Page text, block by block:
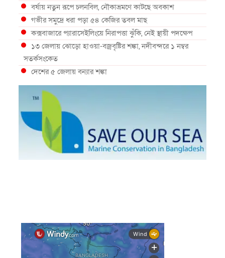
বর্ষায় নতুন রূপে চলনবিল, নৌকাভ্রমণে কাটছে অবকাশ
গভীর সমুদ্রে ধরা পড়া ৫৪ কেজির তবল মাছ
কক্সবাজারে প্যারাসেইলিংয়ে নিরাপত্তা ঝুঁকি, নেই স্থায়ী পদক্ষেপ
১৩ জেলায় ঝোড়ো হাওয়া-বজ্রবৃষ্টির শঙ্কা, নদীবন্দরে ১ নম্বর
সতর্কসংকেত
দেশের ৫ জেলায় বন্যার শঙ্কা
দেশের বিভিন্ন অঞ্চলে বজ্রবৃষ্টির আভাস, ঢাকার আকাশও মেঘলা
আগস্টে টানা বৃষ্টি ও বন্যার আভাস, সাগরে একাধিক লঘুচাপের
শঙ্কা
স্বস্তি ও শঙ্কার পূর্বাভাস দিল আবহাওয়া